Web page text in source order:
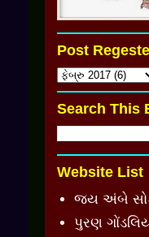
Post
Search This
Website List
જય અંબે
પુરણ